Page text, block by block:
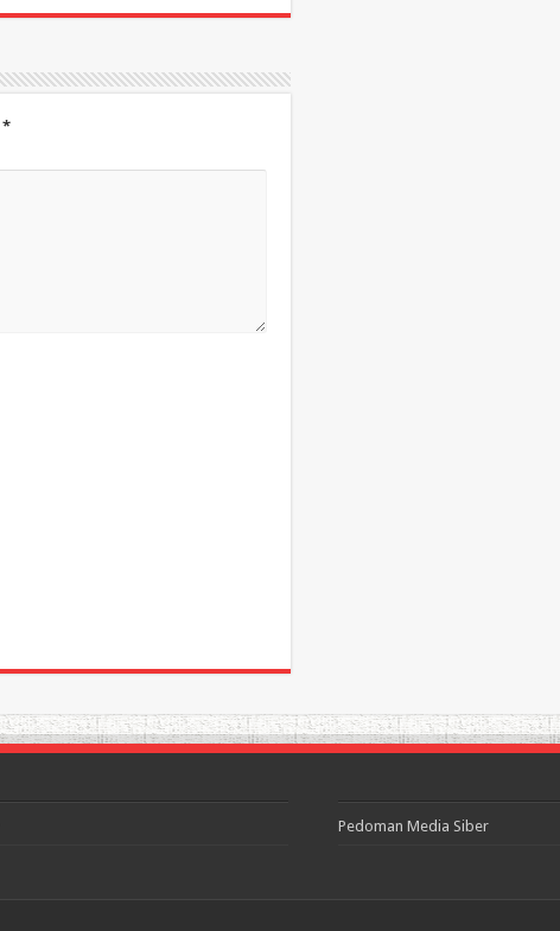
*
Pedoman Media Siber